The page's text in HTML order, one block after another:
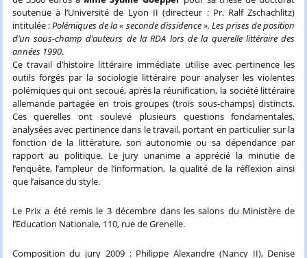
soutenue à l’Université de Lyon II (directeur : Pr. Ralf Zschachlitz)
intitulée :Polémiques de la « seconde dissidence ». Les prises de position
d’un sous-champ d’auteurs de la RDA lors de la querelle littéraire des
années 1990.
Ce travail d’histoire littéraire immédiate utilise avec pertinence les
outils forgés par la sociologie littéraire pour analyser les violentes
polémiques qui ont secoué, après la réunification, la société littéraire
allemande partagée en trois groupes (trois sous-champs) distincts.
Ces querelles ont soulevé plusieurs questions fondamentales,
analysées avec pertinence dans le travail, portant en particulier sur la
fonction de la littérature, son autonomie ou sa dépendance par
rapport au politique. Le jury unanime a apprécié la minutie de
l’enquête, l’ampleur de l’information, la qualité de la réflexion ainsi
que l’aisance du style.
Le Prix a été remis le 3 décembre dans les salons du Ministère de
l’Education Nationale, 110, rue de Grenelle.
Composition du jury 2009 : Philippe Alexandre (Nancy II), Denise